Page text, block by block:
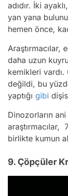
adıdır. İki
yan yana
hemen önce,
Araştırmacılar,
daha uzun
kemikleri
değildi, bu
yaptığı gibi
Dinozorların
araştırmacılar,
birlikte kumun
9. Çöpçüler